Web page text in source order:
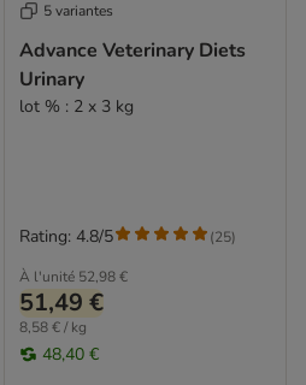
5 variantes
Advance Veterinary Diets
Urinary
lot % : 2 x 3 kg
À l'unité 52,98 €
51,49 €
8,58 € / kg
48,40 €
Rating: 4.8/5 (25)